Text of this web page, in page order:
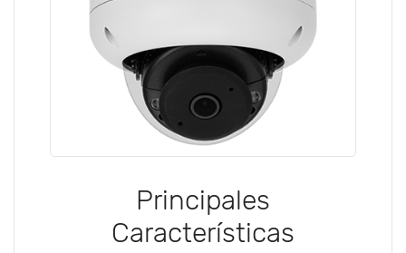
Principales
Características